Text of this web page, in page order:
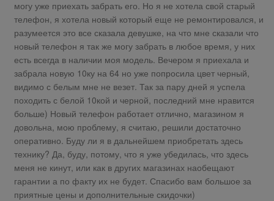
могу уже приехать забрать его. Но я не хотела свой старый
телефон, я хотела новый который еще не ремонтировался, и
разумеется это все сказала девушке, на что мне сказали что
новый телефон я так же могу забрать в любое время, у них
есть всегда в наличии моя модель. Вечером я приехала и
забрала новую 10ку на 64 но уже попросила цвет черный,
видимо с белым мне не везет. Так за пару дней я успела
походить с белой 10кой и черной, последний мне нравится
больше) Новый телефон работает отлично, магазином я
довольна, мою проблему, я считаю, решили достаточно
оперативно. Буду ли я в дальнейшем приобретать здесь
технику? Да, буду, потому, что я уже убедилась, что здесь
меня не кинут, или как в других магазинах наобещают
гарантии а по факту их не будет. Спасибо вам большое за
приятные цены и дополнительные скидочки)